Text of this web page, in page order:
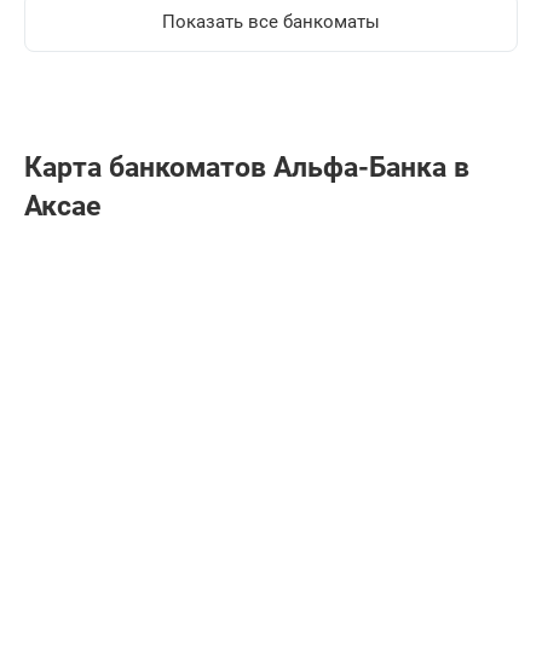
Показать все банкоматы
Карта банкоматов Альфа-Банкa в
Аксае